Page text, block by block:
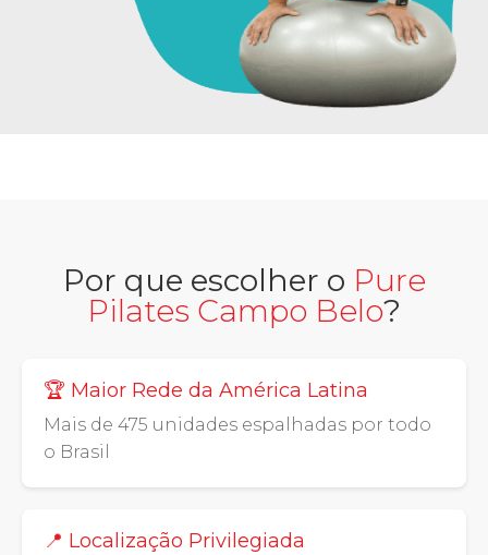
Por que escolher o Pure
Pilates Campo Belo?
🏆 Maior Rede da América Latina
Mais de 475 unidades espalhadas por todo
o Brasil
📍 Localização Privilegiada